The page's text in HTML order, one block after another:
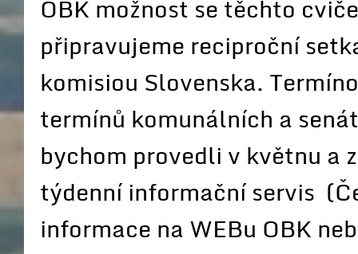
OBK možnost se těchto
připravujeme reciproční
komisiou Slovenska.
termínů komunálních a
bychom provedli v květnu a
týdenní informační servis
informace na WEBu OBK